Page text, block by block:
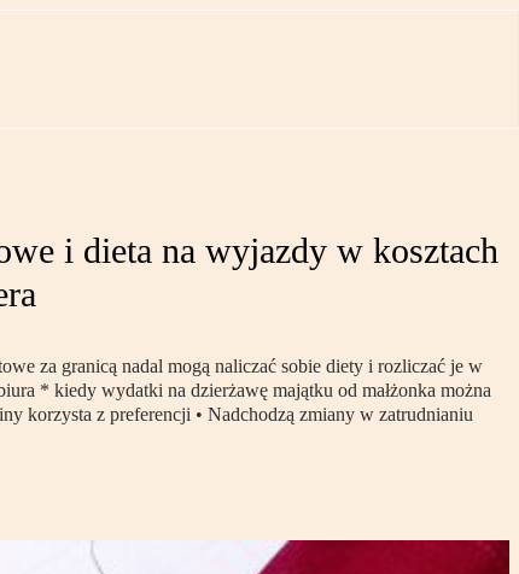
i dieta na wyjazdy w kosztach
za granicą nadal mogą naliczać sobie diety i rozliczać je w
* kiedy wydatki na dzierżawę majątku od małżonka można
korzysta z preferencji • Nadchodzą zmiany w zatrudnianiu